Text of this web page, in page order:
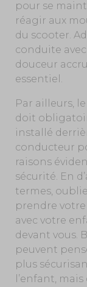
pour se
réagir aux
du scooter.
conduite
douceur
essentiel.
Par ailleurs,
doit
installé
conducteur
raisons
sécurité. En
termes,
prendre
avec votre
devant vous.
peuvent
plus
l’enfant, mais